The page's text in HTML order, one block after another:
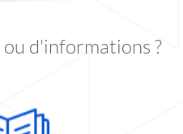
ou d'informations ?